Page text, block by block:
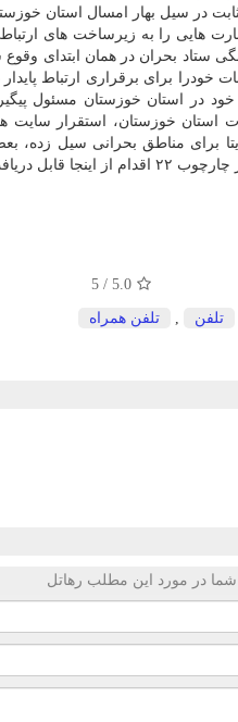
در سیل بهار امسال استان
هایی را به زیرساخت های
ستاد بحران در همان ابتدای
خودرا برای برقراری ارتباط
خود در استان خوزستان مسئول
خوزستان، استقرار سایت
برای مناطق بحرانی سیل زده،
دریافت است.
5.0
/
5
تلفن تلفن همراه
در مورد این مطلب رهاتل